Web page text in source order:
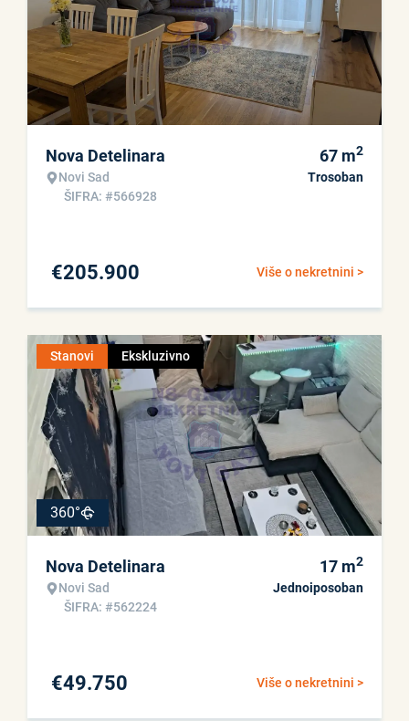
Nova Detelinara
Novi Sad
ŠIFRA: #566928
67 m2
Trosoban
Više o nekretnini >
€205.900
Stanovi Ekskluzivno
360°
Nova Detelinara
Novi Sad
ŠIFRA: #562224
17 m2
Jednoiposoban
Više o nekretnini >
€49.750